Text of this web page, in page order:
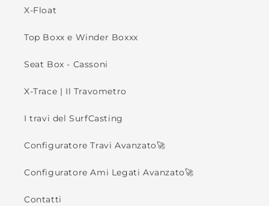
X-Float
Top Boxx e Winder Boxxx
Seat Box - Cassoni
X-Trace | Il Travometro
I travi del SurfCasting
Configuratore Travi Avanzato🚀
Configuratore Ami Legati Avanzato🚀
Contatti